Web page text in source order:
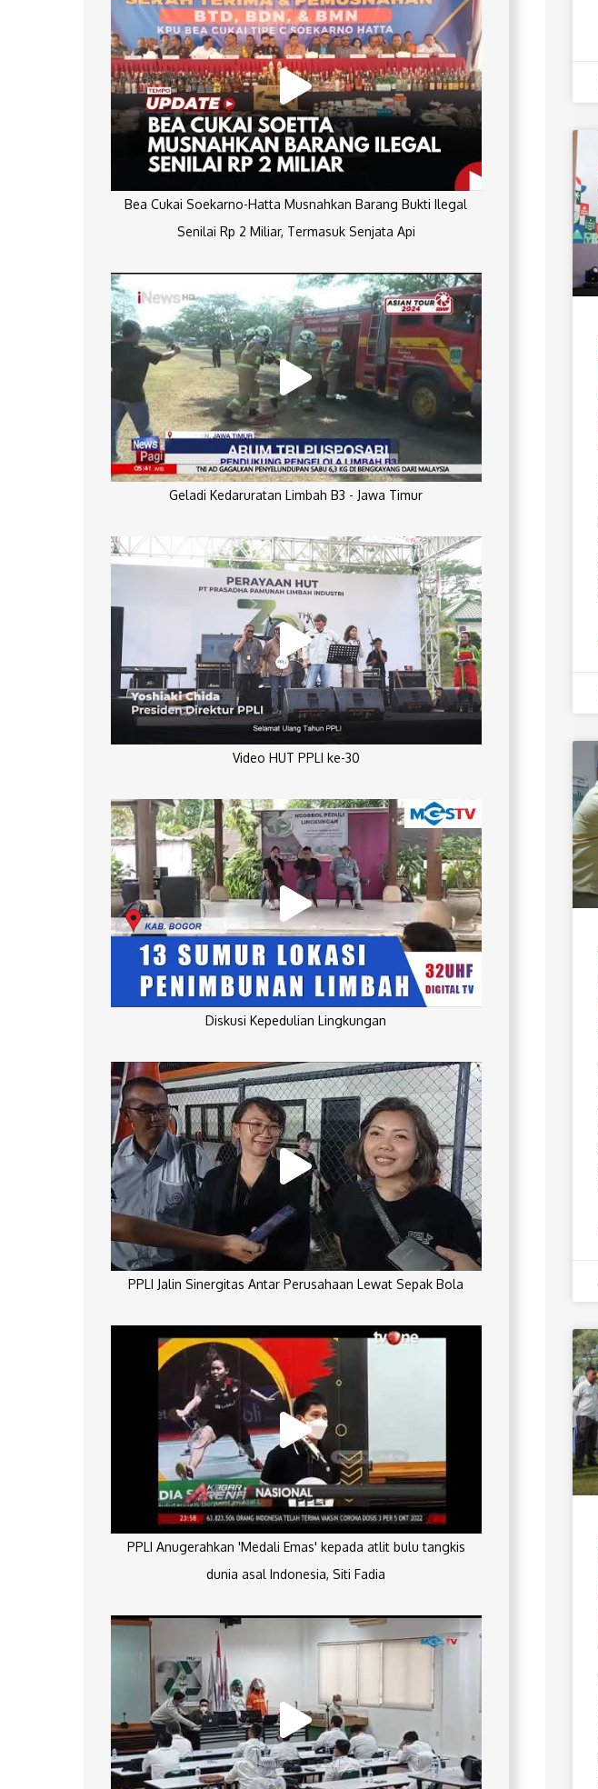
Bea Cukai Soekarno-Hatta Musnahkan Barang Bukti Ilegal
Senilai Rp 2 Miliar, Termasuk Senjata Api
Geladi Kedaruratan Limbah B3 - Jawa Timur
Video HUT PPLI ke-30
Diskusi Kepedulian Lingkungan
PPLI Jalin Sinergitas Antar Perusahaan Lewat Sepak Bola
PPLI Anugerahkan 'Medali Emas' kepada atlit bulu tangkis
dunia asal Indonesia, Siti Fadia